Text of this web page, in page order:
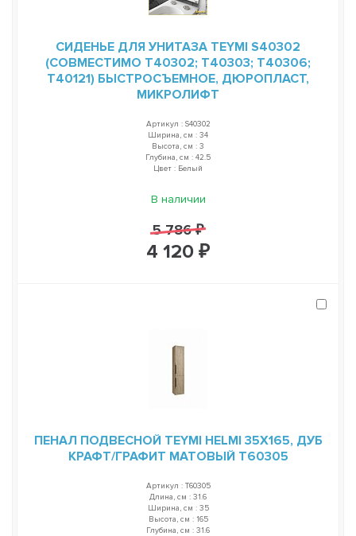
СИДЕНЬЕ ДЛЯ УНИТАЗА TEYMI S40302
(СОВМЕСТИМО T40302; T40303; T40306;
T40121) БЫСТРОСЪЕМНОЕ, ДЮРОПЛАСТ,
МИКРОЛИФТ
Артикул : S40302
Ширина, см : 34
Высота, см : 3
Глубина, см : 42.5
Цвет : Белый
В наличии
5 786 ₽
4 120 ₽
ПЕНАЛ ПОДВЕСНОЙ TEYMI HELMI 35Х165, ДУБ
КРАФТ/ГРАФИТ МАТОВЫЙ T60305
Артикул : T60305
Длина, см : 31.6
Ширина, см : 35
Высота, см : 165
Глубина, см : 31.6